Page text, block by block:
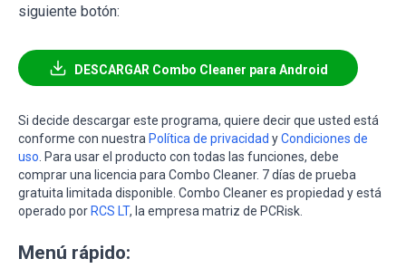
siguiente botón:
DESCARGAR Combo Cleaner para Android
Si decide descargar este programa, quiere decir que usted está
conforme con nuestra Política de privacidad yCondiciones de
uso . Para usar el producto con todas las funciones, debe
comprar una licencia para Combo Cleaner. 7 días de prueba
gratuita limitada disponible. Combo Cleaner es propiedad y está
operado por RCS LT, la empresa matriz de PCRisk.
Menú rápido: